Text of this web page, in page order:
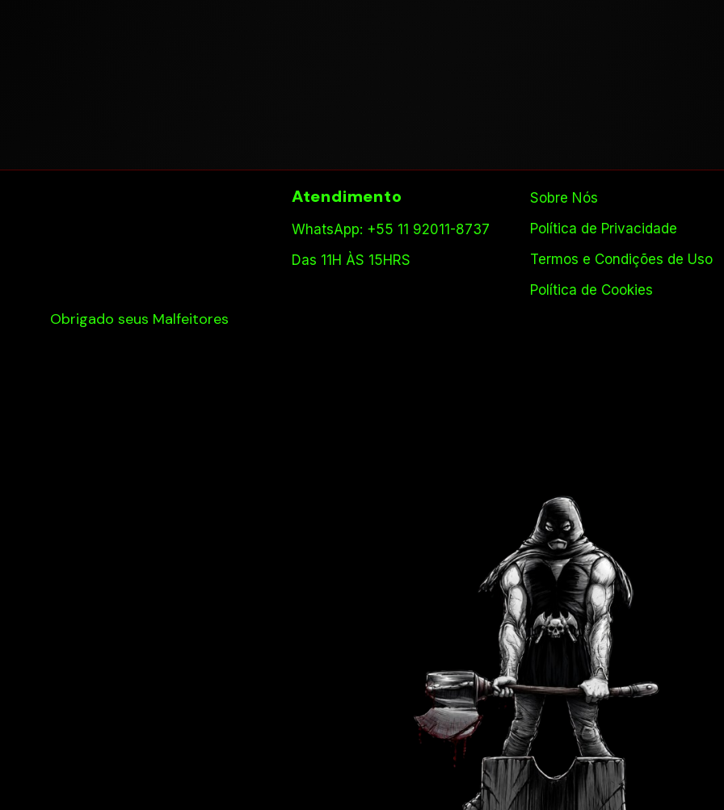
Obrigado seus Malfeitores
Atendimento
WhatsApp: +55 11 92011-8737
Das 11H ÀS 15HRS
Sobre Nós
Política de Privacidade
Termos e Condições de Uso
Política de Cookies